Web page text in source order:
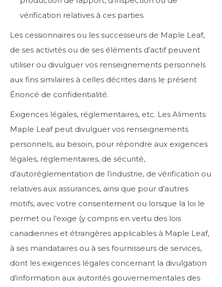
vérification relatives à ces parties.
Les cessionnaires ou les successeurs de Maple Leaf,
de ses activités ou de ses éléments d’actif peuvent
utiliser ou divulguer vos renseignements personnels
aux fins similaires à celles décrites dans le présent
Énoncé de confidentialité.
Exigences légales, réglementaires, etc. Les Aliments
Maple Leaf peut divulguer vos renseignements
personnels, au besoin, pour répondre aux exigences
légales, réglementaires, de sécurité,
d’autoréglementation de l’industrie, de vérification ou
relatives aux assurances, ainsi que pour d’autres
motifs, avec votre consentement ou lorsque la loi le
permet ou l’exige (y compris en vertu des lois
canadiennes et étrangères applicables à Maple Leaf,
à ses mandataires ou à ses fournisseurs de services,
dont les exigences légales concernant la divulgation
d’information aux autorités gouvernementales des